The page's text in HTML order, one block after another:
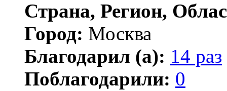
Страна, Регион,
Город: Москва
Благодарил (а): 14 раз
Поблагодарили: 0